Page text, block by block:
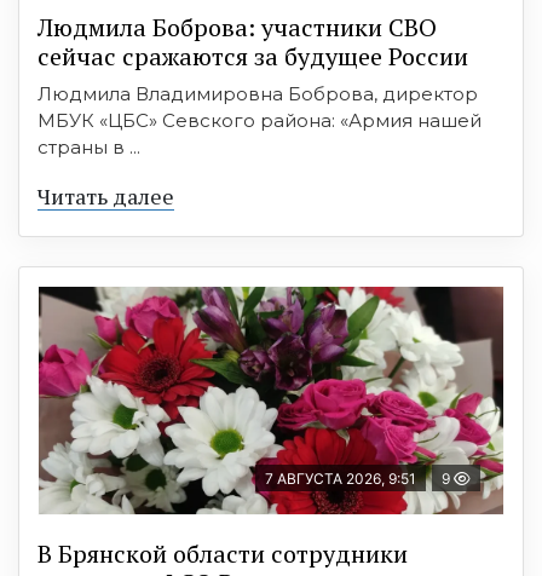
Людмила Боброва: участники СВО
сейчас сражаются за будущее России
Людмила Владимировна Боброва, директор
МБУК «ЦБС» Севского района: «Армия нашей
страны в ...
Читать далее
7 АВГУСТА 2026, 9:51 9
В Брянской области сотрудники